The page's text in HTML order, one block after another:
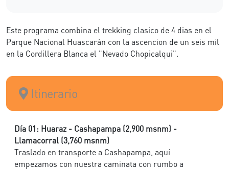
Este programa combina el trekking clasico de 4 dias en el
Parque Nacional Huascarán con la ascencion de un seis mil
en la Cordillera Blanca el "Nevado Chopicalqui".
Itinerario
Día 01: Huaraz - Cashapampa (2,900 msnm) -
Llamacorral (3,760 msnm)
Traslado en transporte a Cashapampa, aquí
empezamos con nuestra caminata con rumbo a